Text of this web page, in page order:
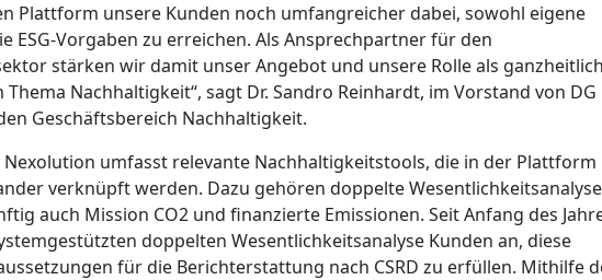
Plattform unsere Kunden noch umfangreicher dabei, sowohl eigene
ESG-Vorgaben zu erreichen. Als Ansprechpartner für den
stärken wir damit unser Angebot und unsere Rolle als
Nachhaltigkeit“, sagt Dr. Sandro Reinhardt, im Vorstand von DG
Geschäftsbereich Nachhaltigkeit.
umfasst relevante Nachhaltigkeitstools, die in der Plattform
verknüpft werden. Dazu gehören doppelte
auch Mission CO2 und finanzierte Emissionen. Seit Anfang des
doppelten Wesentlichkeitsanalyse Kunden an, diese
für die Berichterstattung nach CSRD zu erfüllen. Mithilfe